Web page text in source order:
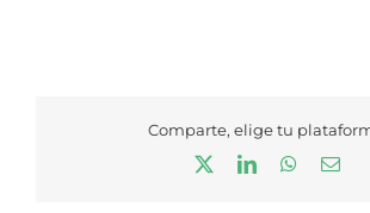
Comparte, elige tu
LinkedInWhatsApp